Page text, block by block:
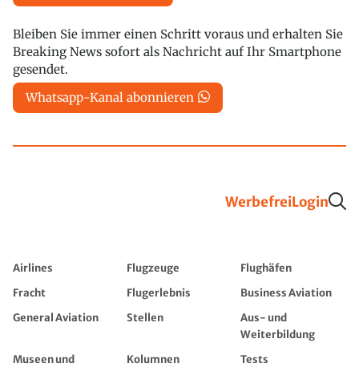
Bleiben Sie immer einen Schritt voraus und erhalten Sie
Breaking News sofort als Nachricht auf Ihr Smartphone
gesendet.
Whatsapp-Kanal abonnieren
WerbefreiLogin
Airlines Flugzeuge
Flughäfen
Fracht
Flugerlebnis
Business Aviation
General Aviation
Stellen
Aus- und
Weiterbildung
Museen und
Kolumnen Tests